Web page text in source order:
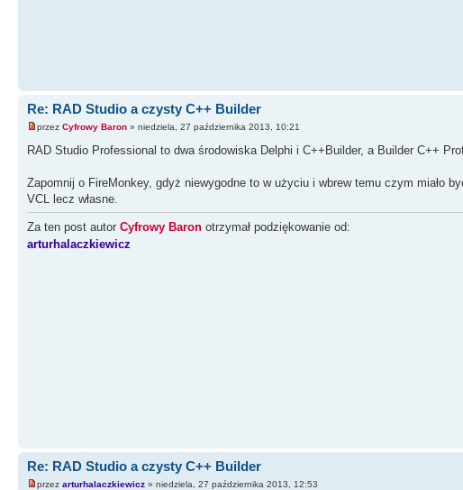
Re: RAD Studio a czysty C++ Builder
przez Cyfrowy Baron » niedziela, 27 października 2013, 10:21
RAD Studio Professional to dwa środowiska Delphi i C++Builder, a Builder C++
Zapomnij o FireMonkey, gdyż niewygodne to w użyciu i wbrew temu czym miało
VCL lecz własne.
Za ten post autor Cyfrowy Baron otrzymał podziękowanie od:
arturhalaczkiewicz
Re: RAD Studio a czysty C++ Builder
przez arturhalaczkiewicz » niedziela, 27 października 2013, 12:53